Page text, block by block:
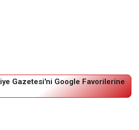
Gazetesi'ni Google Favorilerine